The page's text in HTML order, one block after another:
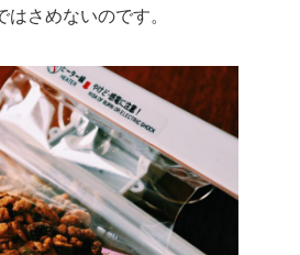
さめないのです。